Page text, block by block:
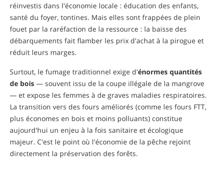
réinvestis dans l'économie locale : éducation des enfants,
santé du foyer, tontines. Mais elles sont frappées de plein
fouet par la raréfaction de la ressource : la baisse des
débarquements fait flamber les prix d'achat à la pirogue et
réduit leurs marges.
Surtout, le fumage traditionnel exige d'énormes quantités
de bois — souvent issu de la coupe illégale de la mangrove
— et expose les femmes à de graves maladies respiratoires.
La transition vers des fours améliorés (comme les fours FTT,
plus économes en bois et moins polluants) constitue
aujourd'hui un enjeu à la fois sanitaire et écologique
majeur. C'est le point où l'économie de la pêche rejoint
directement la préservation des forêts.